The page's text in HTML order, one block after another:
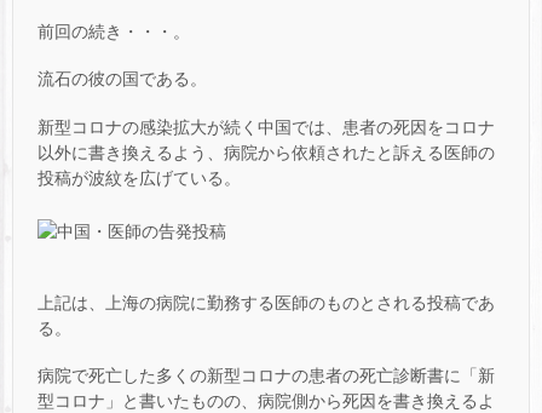
前回の続き・・・。
流石の彼の国である。
新型コロナの感染拡大が続く中国では、患者の死因をコロナ
以外に書き換えるよう、病院から依頼されたと訴える医師の
投稿が波紋を広げている。
上記は、上海の病院に勤務する医師のものとされる投稿であ
る。
病院で死亡した多くの新型コロナの患者の死亡診断書に「新
型コロナ」と書いたものの、病院側から死因を書き換えるよ